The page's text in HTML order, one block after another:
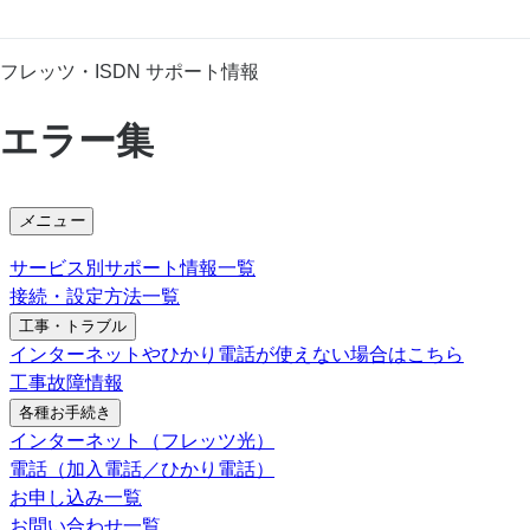
フレッツ・ISDN サポート情報
エラー集
メニュー
サービス別サポート情報一覧
接続・設定方法一覧
工事・トラブル
インターネットやひかり電話が使えない場合はこちら
工事故障情報
各種お手続き
インターネット（フレッツ光）
電話（加入電話／ひかり電話）
お申し込み一覧